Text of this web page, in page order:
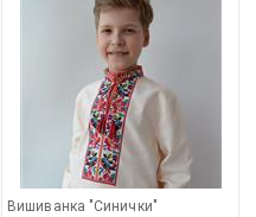
Вишиванка "Синички"